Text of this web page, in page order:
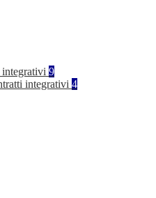
9
integrativi 4